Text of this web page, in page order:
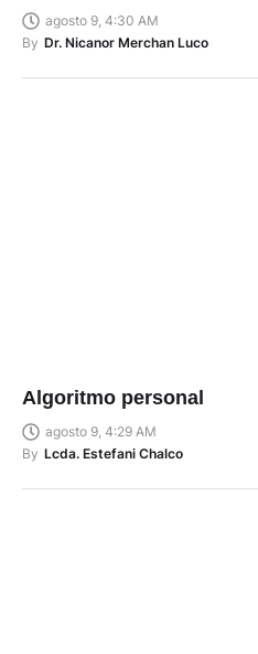
agosto 9, 4:30 AM
By Dr. Nicanor Merchan Luco
Algoritmo personal
agosto 9, 4:29 AM
By Lcda. Estefani Chalco